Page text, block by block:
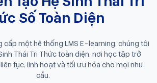
Số Toàn Diện
cấp một hệ thống LMS E-learning, chúng tôi
Thái Tri Thức toàn diện, nơi học tập trở
tục, linh hoạt và tối ưu hóa cho mọi nhu
cầu.